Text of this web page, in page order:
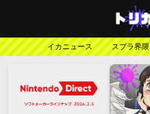
イカニュース スプラ界隈